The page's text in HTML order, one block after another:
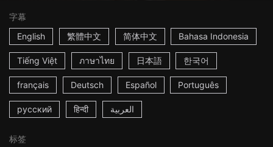
字幕
English
繁體中文 简体中文 Bahasa Indonesia
Tiếng Việt ภาษาไทย 日本語 한국어
français Deutsch Español Português
русский हिन्दी العربية
标签